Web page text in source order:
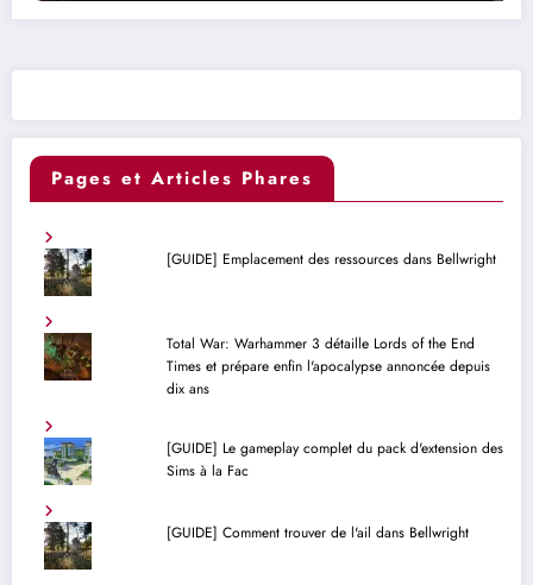
Pages et Articles Phares
[GUIDE] Emplacement des ressources dans Bellwright
Total War: Warhammer 3 détaille Lords of the End
Times et prépare enfin l'apocalypse annoncée depuis
dix ans
[GUIDE] Le gameplay complet du pack d'extension des
Sims à la Fac
[GUIDE] Comment trouver de l'ail dans Bellwright